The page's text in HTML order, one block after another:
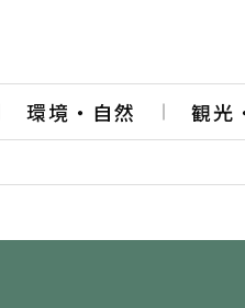
環境・自然 観光